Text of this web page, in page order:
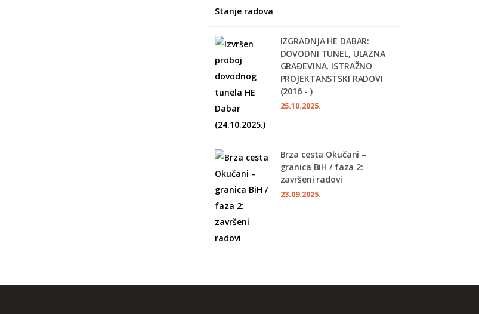
IZGRADNJA HE DABAR:
DOVODNI TUNEL, ULAZNA
GRAĐEVINA, ISTRAŽNO
PROJEKTANSTSKI RADOVI
(2016 - )
25.10.2025.
Brza cesta Okučani –
granica BiH / faza 2:
završeni radovi
23.09.2025.